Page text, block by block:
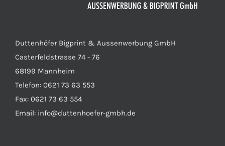
Duttenhöfer Bigprint & Aussenwerbung GmbH
Casterfeldstrasse 74 - 76
68199 Mannheim
Telefon: 0621 73 63 553
Fax: 0621 73 63 554
Email: info@duttenhoefer-gmbh.de